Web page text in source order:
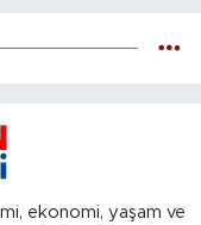
ekonomi, yaşam ve